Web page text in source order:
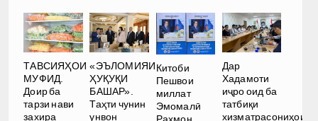
ТАВСИЯҲОИ
МУФИД.
Доир ба
тарзи нави
захира
«ЭЪЛОМИЯИ
ҲУҚУҚИ
БАШАР».
Таҳти чунин
унвон
Китоби
Пешвои
миллат
Эмомалӣ
Дар
Хадамоти
иҷро оид ба
татбиқи
хизматрасониҳои